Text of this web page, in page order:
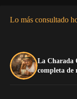
Lo más consultado
La Charada
completa de